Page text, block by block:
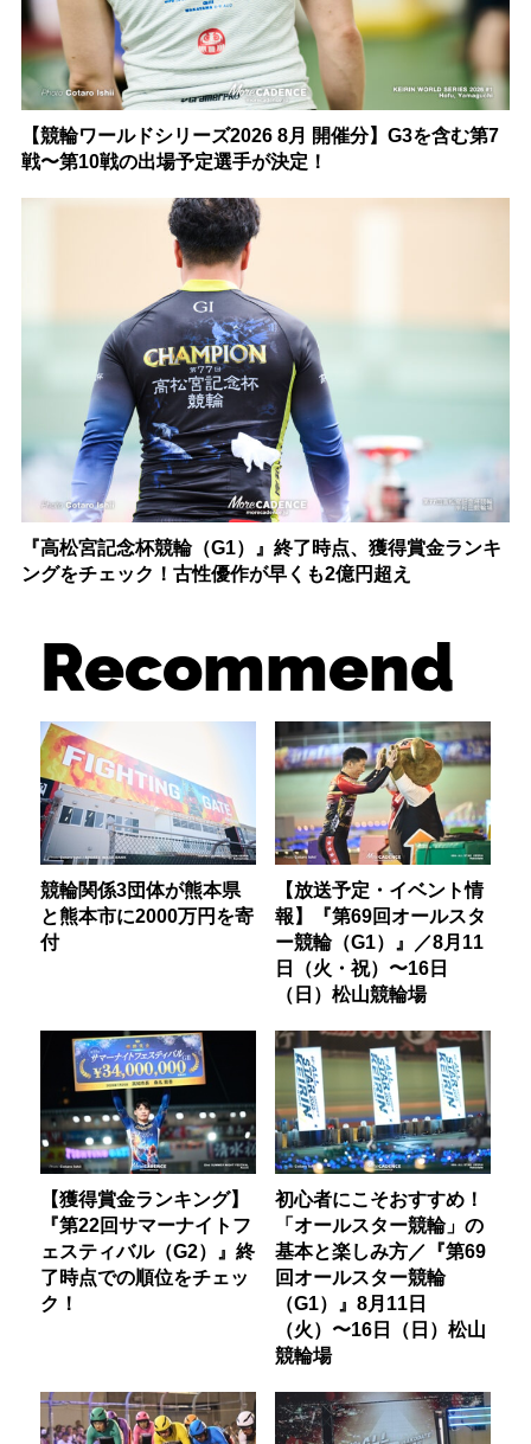
【競輪ワールドシリーズ2026 8月 開催分】G3を含む第7
戦〜第10戦の出場予定選手が決定！
『高松宮記念杯競輪（G1）』終了時点、獲得賞金ランキ
ングをチェック！古性優作が早くも2億円超え
Recommend
競輪関係3団体が熊本県
と熊本市に2000万円を寄
付
【放送予定・イベント情
報】『第69回オールスタ
ー競輪（G1）』／8月11
日（火・祝）〜16日
（日）松山競輪場
【獲得賞金ランキング】
『第22回サマーナイトフ
ェスティバル（G2）』終
了時点での順位をチェッ
ク！
初心者にこそおすすめ！
「オールスター競輪」の
基本と楽しみ方／『第69
回オールスター競輪
（G1）』8月11日
（火）〜16日（日）松山
競輪場